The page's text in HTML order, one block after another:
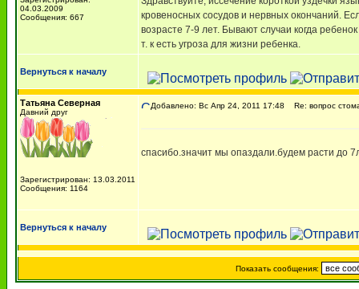
04.03.2009
Сообщения: 667
кровеносных сосудов и нервных окончаний.
возрасте 7-9 лет. Бывают случаи когда
т. к есть угроза для жизни ребенка.
Вернуться к началу
Татьяна Северная
Давний друг
Зарегистрирован: 13.03.2011
Сообщения: 1164
Добавлено: Вс Апр 24, 2011 17:48 Re: вопрос
спасибо.значит мы опаздали.будем расти до
Вернуться к началу
Показать сообщения: